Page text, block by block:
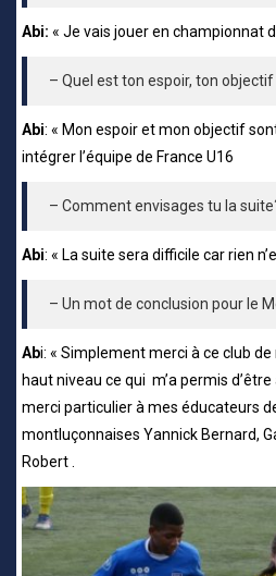
Abi: « Je vais jouer en championnat
– Quel est ton espoir, ton
Abi: « Mon espoir et mon objectif
intégrer l’équipe de France U16
– Comment envisages tu la
Abi: « La suite sera difficile car rien
– Un mot de conclusion pour le
Abi: « Simplement merci à ce club
haut niveau ce qui m’a permis d’être
merci particulier à mes éducateurs
montluçonnaises Yannick Bernard,
Robert .